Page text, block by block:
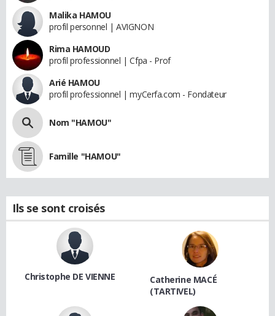
Malika HAMOU
profil personnel | AVIGNON
Rima HAMOUD
profil professionnel | Cfpa - Prof
Arié HAMOU
profil professionnel | myCerfa.com - Fondateur
Nom "HAMOU"
Famille "HAMOU"
Ils se sont croisés
Christophe DE VIENNE
Catherine MACÉ
(TARTIVEL)